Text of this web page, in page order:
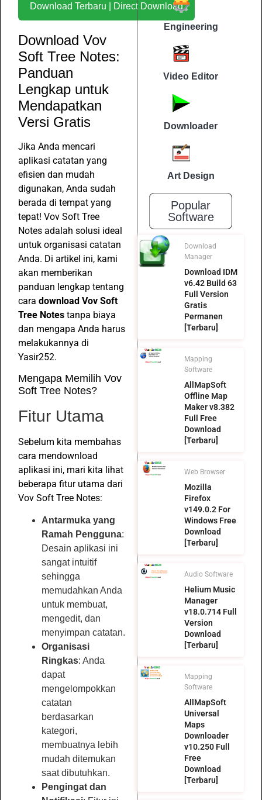
Download Terbaru | Direct Download
Download Vov
Soft Tree Notes:
Panduan
Lengkap untuk
Mendapatkan
Versi Gratis
Jika Anda mencari
aplikasi catatan yang
efisien dan mudah
digunakan, Anda sudah
berada di tempat yang
tepat! Vov Soft Tree
Notes adalah solusi ideal
untuk organisasi catatan
Anda. Di artikel ini, kami
akan memberikan
panduan lengkap tentang
cara download Vov Soft
Tree Notes tanpa biaya
dan mengapa Anda harus
melakukannya di
Yasir252.
Mengapa Memilih Vov
Soft Tree Notes?
Fitur Utama
Sebelum kita membahas
cara mendownload
aplikasi ini, mari kita lihat
beberapa fitur utama dari
Vov Soft Tree Notes:
Antarmuka yang
Ramah Pengguna:
Desain aplikasi ini
sangat intuitif
sehingga
memudahkan Anda
untuk membuat,
mengedit, dan
menyimpan catatan.
Organisasi
Ringkas: Anda
dapat
mengelompokkan
catatan
berdasarkan
kategori,
membuatnya lebih
mudah ditemukan
saat dibutuhkan.
Pengingat dan
Engineering
Video Editor
Downloader
Art Design
Popular
Software
Download
Manager
Download IDM
v6.42 Build 63
Full Version
Gratis
Permanen
[Terbaru]
Mapping
Software
AllMapSoft
Offline Map
Maker v8.382
Full Free
Download
[Terbaru]
Web Browser
Mozilla
Firefox
v149.0.2 For
Windows Free
Download
[Terbaru]
Audio Software
Helium Music
Manager
v18.0.714 Full
Version
Download
[Terbaru]
Mapping
Software
AllMapSoft
Universal
Maps
Downloader
v10.250 Full
Free
Download
[Terbaru]